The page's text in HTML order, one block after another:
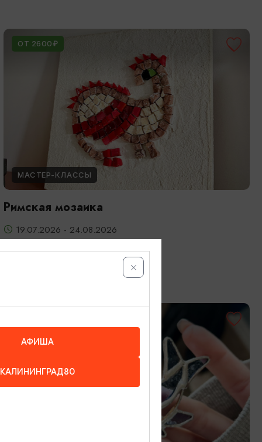
ОТ 2600₽
МАСТЕР-КЛАССЫ
Римская мозаика
19.07.2026 - 24.08.2026
АФИША
КАЛИНИНГРАД80